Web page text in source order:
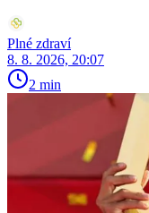
Plné zdraví
8. 8. 2026, 20:07
2 min